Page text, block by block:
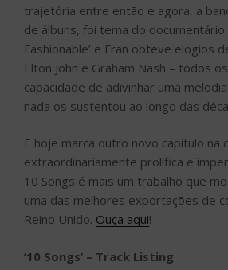
trajetória entre então e agora, a
de álbuns, foi tema do documentário
Fashionable’ e Fran obteve elogios
Elton John e Graham Nash – todos
capacidade de adivinhar uma
nada os sustentou ao longo das
E hoje marca outro novo capítulo na
extraordinariamente prolífica e
10 Songs é mais um trabalho que
uma das melhores exportações de
Reino Unido. Ouça aqui!
’10 Songs’ – Track Listing